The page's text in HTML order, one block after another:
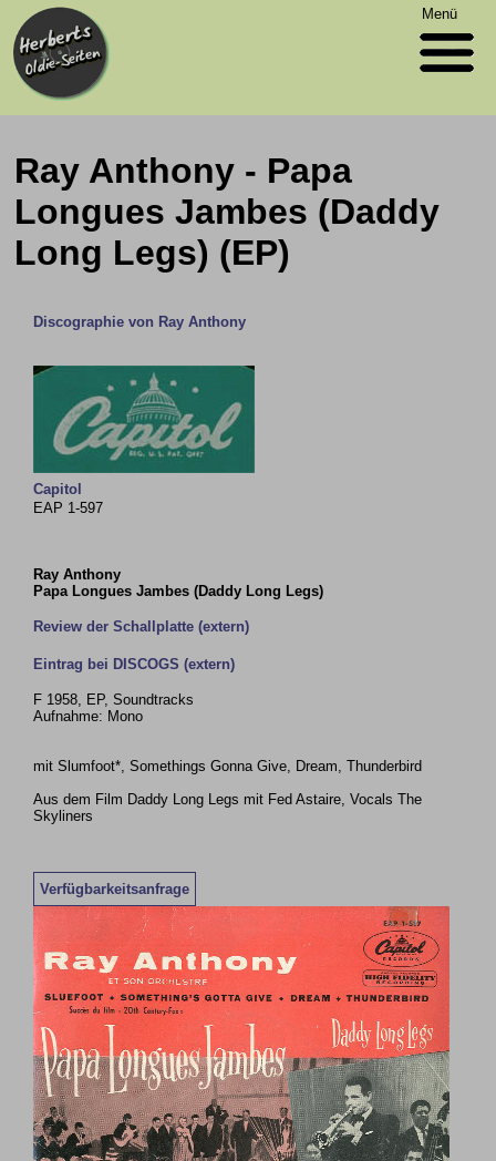
Menü
Ray Anthony - Papa
Longues Jambes (Daddy
Long Legs) (EP)
Discographie von Ray Anthony
Capitol
EAP 1-597
Ray Anthony
Papa Longues Jambes (Daddy Long Legs)
Review der Schallplatte (extern)
Eintrag bei DISCOGS (extern)
F 1958, EP, Soundtracks
Aufnahme: Mono
mit Slumfoot*, Somethings Gonna Give, Dream, Thunderbird
Aus dem Film Daddy Long Legs mit Fed Astaire, Vocals The
Skyliners
Verfügbarkeitsanfrage